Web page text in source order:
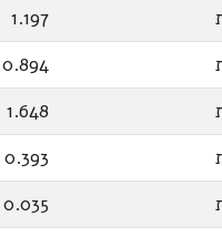
1.197
0.894
1.648
0.393
0.035